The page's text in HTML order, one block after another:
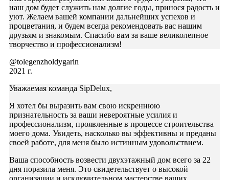
наш дом будет служить нам долгие годы, принося радость и
уют. Желаем вашей компании дальнейших успехов и
процветания, и будем всегда рекомендовать вас нашим
друзьям и знакомым. Спасибо вам за ваше великолепное
творчество и профессионализм!
@tolegenzholdygarin
2021 г.
Уважаемая команда SipDelux,
Я хотел бы выразить вам свою искреннюю
признательность за ваши невероятные усилия и
профессионализм, проявленные в процессе строительства
моего дома. Увидеть, насколько вы эффективны и преданы
своей работе, для меня было истинным удовольствием.
Ваша способность возвести двухэтажный дом всего за 22
дня поразила меня. Это свидетельствует о высокой
организации и исключительном мастерстве ваших